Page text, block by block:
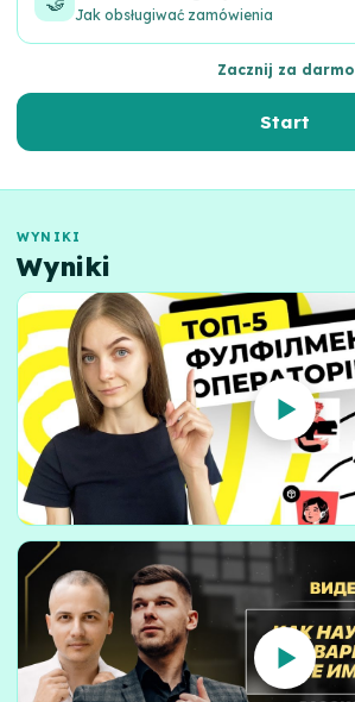
Jak obsługiwać zamówienia
Zacznij za darmo
Start
WYNIKI
Wyniki